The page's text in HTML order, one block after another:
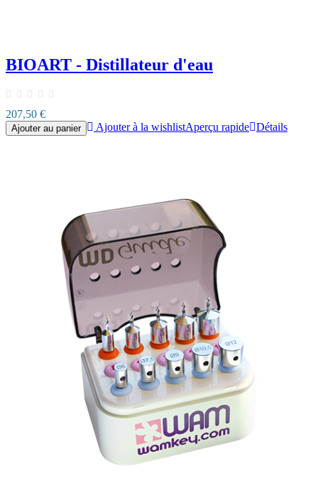
BIOART - Distillateur d'eau
207,50 €
Ajouter au panier Ajouter à la wishlistAperçu rapide Détails